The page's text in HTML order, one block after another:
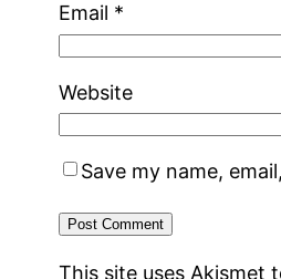
Email *
Website
Save my name,
This site uses Akismet